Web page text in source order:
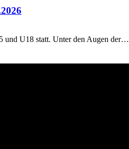
und U18 statt. Unter den Augen der…